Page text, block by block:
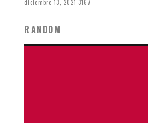
diciembre 13, 2021 3167
RANDOM